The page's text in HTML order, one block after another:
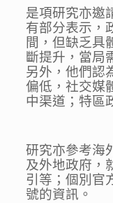
是項研究亦邀
有部分表示，
間，但缺乏具
斷提升，當局
另外，他們認
偏低，社交媒
中渠道；特區
研究亦參考海
及外地政府，
引等；個別官
號的資訊。